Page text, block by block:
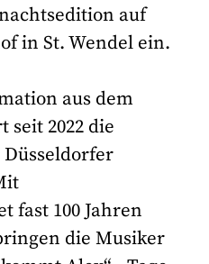
auf
in St. Wendel ein.
aus dem
seit 2022 die
fast 100 Jahren
die Musiker